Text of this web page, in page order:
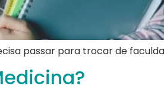
passar para trocar de